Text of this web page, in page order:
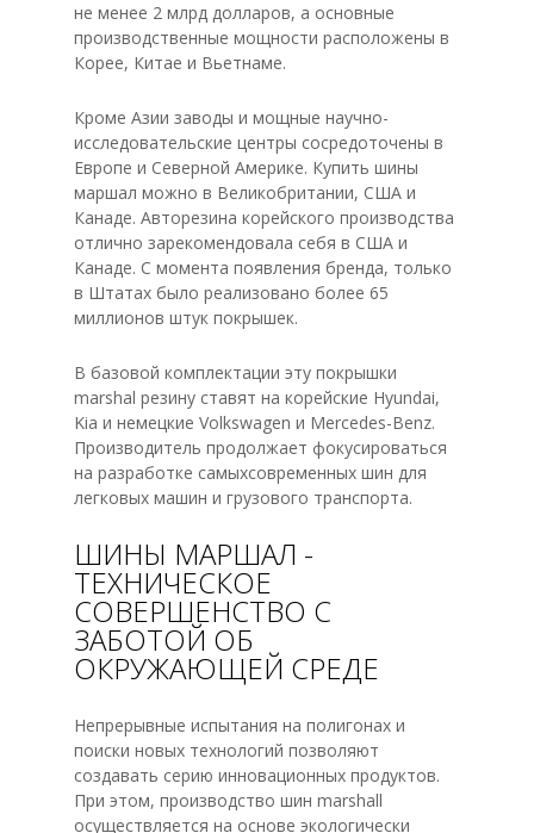
не менее 2 млрд долларов, а основные
производственные мощности расположены в
Корее, Китае и Вьетнаме.
Кроме Азии заводы и мощные научно-
исследовательские центры сосредоточены в
Европе и Северной Америке. Купить шины
маршал можно в Великобритании, США и
Канаде. Авторезина корейского производства
отлично зарекомендовала себя в США и
Канаде. С момента появления бренда, только
в Штатах было реализовано более 65
миллионов штук покрышек.
В базовой комплектации эту покрышки
marshal резину ставят на корейские Hyundai,
Kia и немецкие Volkswagen и Mercedes-Benz.
Производитель продолжает фокусироваться
на разработке самыхсовременных шин для
легковых машин и грузового транспорта.
ШИНЫ МАРШАЛ -
ТЕХНИЧЕСКОЕ
СОВЕРШЕНСТВО С
ЗАБОТОЙ ОБ
ОКРУЖАЮЩЕЙ СРЕДЕ
Непрерывные испытания на полигонах и
поиски новых технологий позволяют
создавать серию инновационных продуктов.
При этом, производство шин marshall
осуществляется на основе экологически